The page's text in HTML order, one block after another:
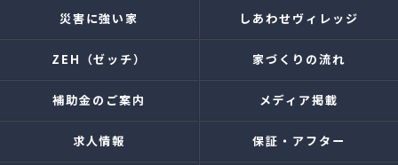
災害に強い家 しあわせヴィレッジ
ZEH（ゼッチ） 家づくりの流れ
補助金のご案内 メディア掲載
求人情報 保証・アフター